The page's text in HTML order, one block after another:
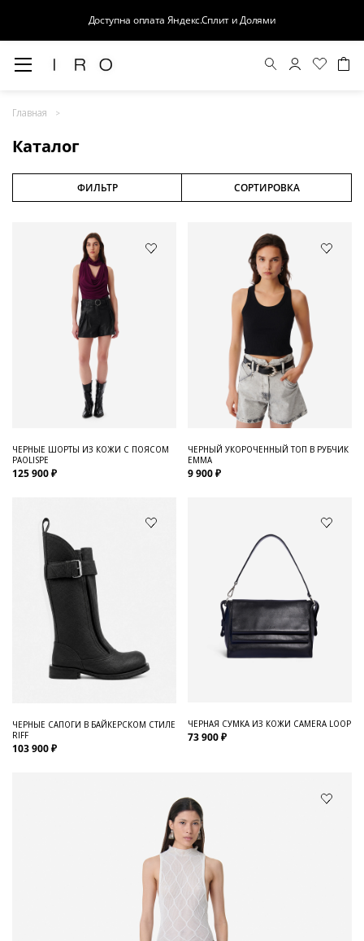
Доступна оплата Яндекс.Сплит и Долями
Главная
Каталог
Обувь и Аксессуары
Распродажа
ФИЛЬТР СОРТИРОВКА
ЧЕРНЫЕ ШОРТЫ ИЗ КОЖИ С ПОЯСОМ
PAOLISPE
125 900 ₽
ЧЕРНЫЙ УКОРОЧЕННЫЙ ТОП В РУБЧИК
EMMA
9 900 ₽
ЧЕРНЫЕ САПОГИ В БАЙКЕРСКОМ СТИЛЕ
RIFF
103 900 ₽
ЧЕРНАЯ СУМКА ИЗ КОЖИ CAMERA LOOP
73 900 ₽